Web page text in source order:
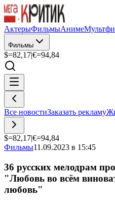
АктерыФильмыАниме
Фильмы
$=82,17|€=94,84
Все новостиЗаказать рекламу
$=82,17|€=94,84
Фильмы11.09.2023 в 15:45
36 русских мелодрам
"Любовь во всём
любовь"